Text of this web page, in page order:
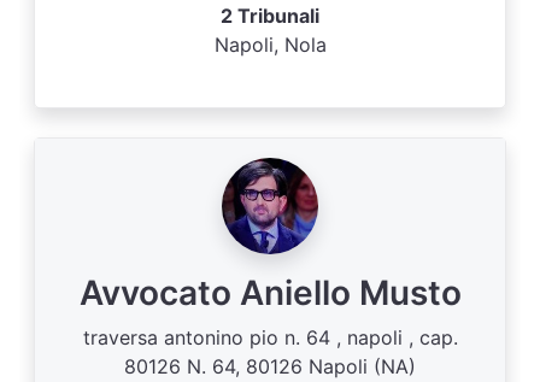
2 Tribunali
Napoli, Nola
Avvocato Aniello Musto
traversa antonino pio n. 64 , napoli , cap.
80126 N. 64, 80126 Napoli (NA)